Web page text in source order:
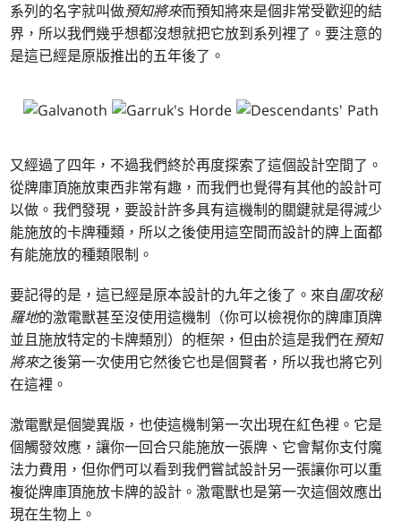
系列的名字就叫做預知將來而預知將來是個非常受歡迎的結
界，所以我們幾乎想都沒想就把它放到系列裡了。要注意的
是這已經是原版推出的五年後了。
又經過了四年，不過我們終於再度探索了這個設計空間了。
從牌庫頂施放東西非常有趣，而我們也覺得有其他的設計可
以做。我們發現，要設計許多具有這機制的關鍵就是得減少
能施放的卡牌種類，所以之後使用這空間而設計的牌上面都
有能施放的種類限制。
要記得的是，這已經是原本設計的九年之後了。來自圍攻秘
羅地的激電獸甚至沒使用這機制（你可以檢視你的牌庫頂牌
並且施放特定的卡牌類別）的框架，但由於這是我們在預知
將來之後第一次使用它然後它也是個賢者，所以我也將它列
在這裡。
激電獸是個變異版，也使這機制第一次出現在紅色裡。它是
個觸發效應，讓你一回合只能施放一張牌、它會幫你支付魔
法力費用，但你們可以看到我們嘗試設計另一張讓你可以重
複從牌庫頂施放卡牌的設計。激電獸也是第一次這個效應出
現在生物上。